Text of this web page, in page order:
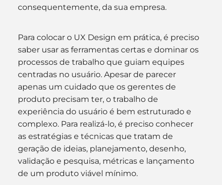
consequentemente, da sua empresa.
Para colocar o UX Design em prática, é preciso
saber usar as ferramentas certas e dominar os
processos de trabalho que guiam equipes
centradas no usuário. Apesar de parecer
apenas um cuidado que os gerentes de
produto precisam ter, o trabalho de
experiência do usuário é bem estruturado e
complexo. Para realizá-lo, é preciso conhecer
as estratégias e técnicas que tratam de
geração de ideias, planejamento, desenho,
validação e pesquisa, métricas e lançamento
de um produto viável mínimo.